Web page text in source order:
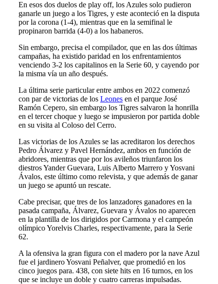
En esos dos duelos de play off, los Azules solo pudieron
ganarle un juego a los Tigres, y este aconteció en la disputa
por la corona (1-4), mientras que en la semifinal le
propinaron barrida (4-0) a los habaneros.
Sin embargo, precisa el compilador, que en las dos últimas
campañas, ha existido paridad en los enfrentamientos
venciendo 3-2 los capitalinos en la Serie 60, y cayendo por
la misma vía un año después.
La última serie particular entre ambos en 2022 comenzó
con par de victorias de los Leones en el parque José
Ramón Cepero, sin embargo los Tigres salvaron la honrilla
en el tercer choque y luego se impusieron por partida doble
en su visita al Coloso del Cerro.
Las victorias de los Azules se las acreditaron los derechos
Pedro Álvarez y Pavel Hernández, ambos en función de
abridores, mientras que por los avileños triunfaron los
diestros Yander Guevara, Luis Alberto Marrero y Yosvani
Ávalos, este último como relevista, y que además de ganar
un juego se apuntó un rescate.
Cabe precisar, que tres de los lanzadores ganadores en la
pasada campaña, Álvarez, Guevara y Ávalos no aparecen
en la plantilla de los dirigidos por Carmona y el campeón
olímpico Yorelvis Charles, respectivamente, para la Serie
62.
A la ofensiva la gran figura con el madero por la nave Azul
fue el jardinero Yosvani Peñalver, que promedió en los
cinco juegos para. 438, con siete hits en 16 turnos, en los
que se incluye un doble y cuatro carreras impulsadas.